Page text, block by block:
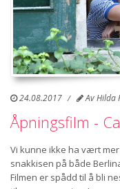
24.08.2017 AvHilda
Åpningsfilm -
Vi kunne ikke ha vært
snakkisen på både
Filmen er spådd til å bli